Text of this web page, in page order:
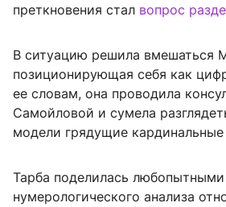
преткновения стал вопрос
В ситуацию решила вмешаться
позиционирующая себя как
ее словам, она проводила
Самойловой и сумела
модели грядущие
Тарба поделилась
нумерологического анализа